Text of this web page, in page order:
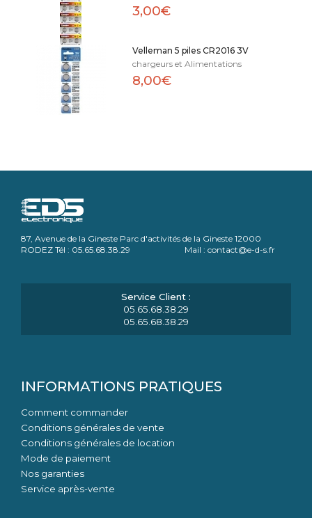
3,00€
Velleman 5 piles CR2016 3V
chargeurs et Alimentations
8,00€
87, Avenue de la Gineste Parc d'activités de la Gineste 12000
RODEZ Tél : 05.65.68.38.29 Mail : contact@e-d-s.fr
05.65.68.38.29
05.65.68.38.29
INFORMATIONS PRATIQUES
Comment commander
Conditions générales de vente
Conditions générales de location
Mode de paiement
Nos garanties
Service après-vente